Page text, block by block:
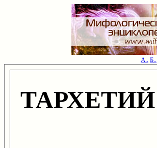
А..Б..
ТАРХЕТИЙ